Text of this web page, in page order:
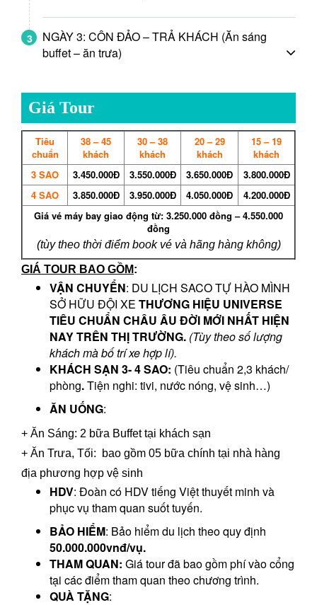
3
NGÀY 3: CÔN ĐẢO – TRẢ KHÁCH (Ăn sáng
buffet – ăn trưa)
Giá Tour
Tiêu
chuẩn
38 – 45
khách
30 – 38
khách
20 – 29
khách
15 – 19
khách
3 SAO
3.450.000Đ 3.550.000Đ 3.650.000Đ
3.800.000Đ
4 SAO
3.850.000Đ 3.950.000Đ 4.050.000Đ
4.200.000Đ
Giá vé máy bay giao động từ: 3.250.000 đồng – 4.550.000
đồng
(tùy theo thời điểm book vé và hãng hàng không)
GIÁ TOUR BAO GỒM:
VẬN CHUYỂN: DU LỊCH SACO TỰ HÀO MÌNH
SỞ HỮU ĐỘI XE THƯƠNG HIỆU UNIVERSE
TIÊU CHUẨN CHÂU ÂU ĐỜI MỚI NHẤT HIỆN
NAY TRÊN THỊ TRƯỜNG. (Tùy theo số lượng
khách mà bố trí xe hợp lí).
KHÁCH SẠN 3- 4SAO: (Tiêu chuẩn 2,3 khách/
phòng.Tiện nghi: tivi, nước nóng, vệ sinh…)
ĂN UỐNG:
+ Ăn Sáng: 2 bữa Buffet tại khách sạn
+ Ăn Trưa, Tối: bao gồm 05 bữa chính tại nhà hàng
địa phương hợp vệ sinh
HDV: Đoàn có HDV tiếng Việt thuyết minh và
phục vụ tham quan suốt tuyến.
BẢO HIỂM: Bảo hiểm du lịch theo quy định
50.000.000vnđ/vụ.
THAM QUAN: Giá tour đã bao gồm phí vào cổng
tại các điểm tham quan theo chương trình.
QUÀ TẶNG: